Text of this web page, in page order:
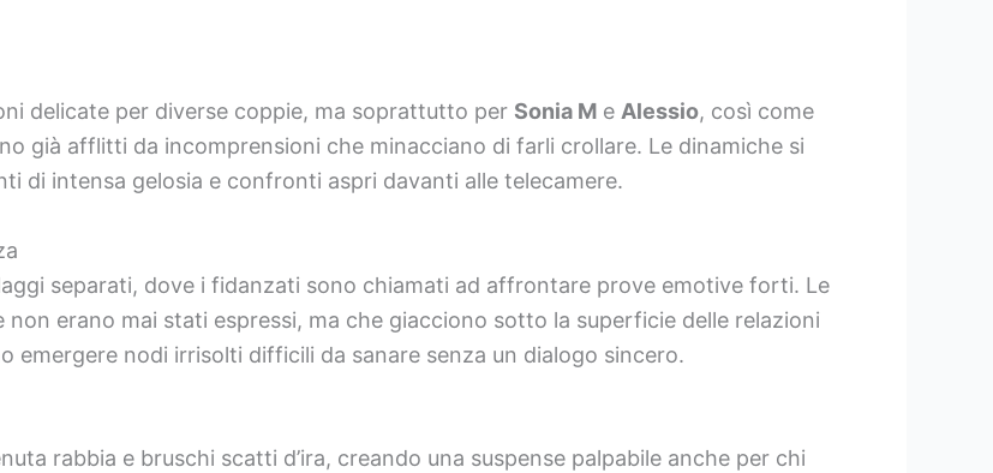
delicate per diverse coppie, ma soprattutto per Sonia M e Alessio, così come
già afflitti da incomprensioni che minacciano di farli crollare. Le dinamiche si
di intensa gelosia e confronti aspri davanti alle telecamere.
separati, dove i fidanzati sono chiamati ad affrontare prove emotive forti. Le
erano mai stati espressi, ma che giacciono sotto la superficie delle relazioni
emergere nodi irrisolti difficili da sanare senza un dialogo sincero.
rabbia e bruschi scatti d’ira, creando una suspense palpabile anche per chi